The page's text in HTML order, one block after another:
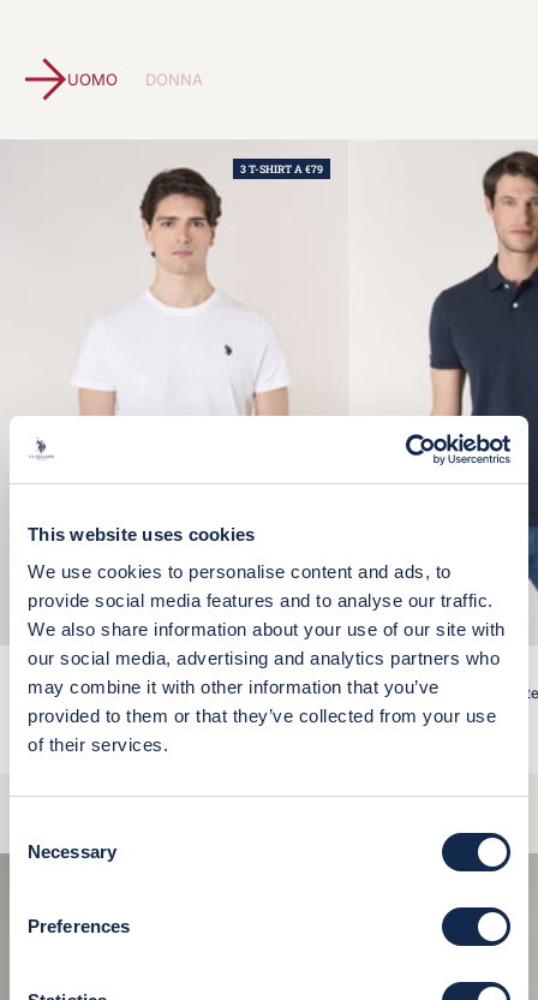
This website uses cookies
We use cookies to personalise content and ads, to
provide social media features and to analyse our traffic.
We also share information about your use of our site with
our social media, advertising and analytics partners who
may combine it with other information that you’ve
provided to them or that they’ve collected from your use
of their services.
Selection
Necessary
Preferences
UOMO DONNA
3 T-SHIRT A €79
T-shirt girocollo in cotone
Prezzo scontato
€39,00
BiancoAcqua Marina
Verde
NeroArancio
Grigio
Verde
+11
Polo shirt a maniche
Prezzo scontato
€69,00